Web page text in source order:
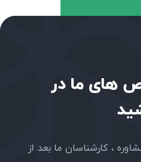
های ما در
، کارشناسان ما بعد از